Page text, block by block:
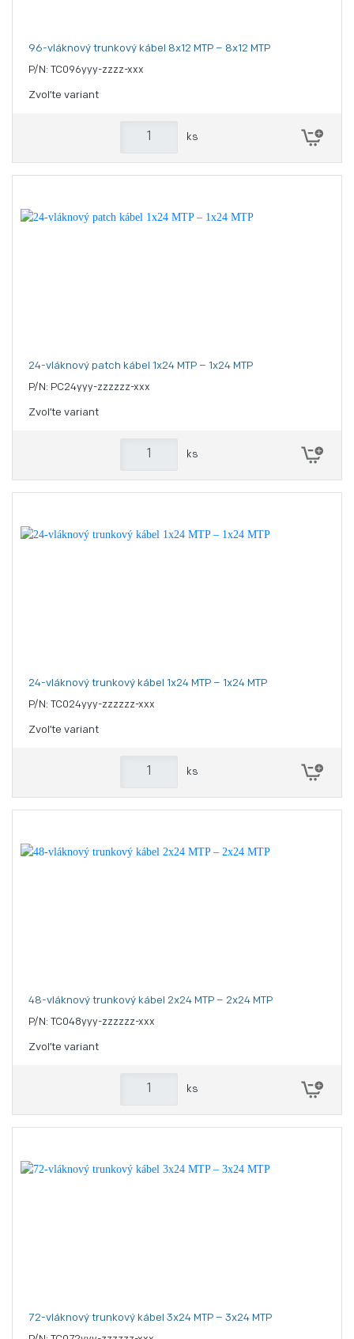
96-vláknový trunkový kábel 8x12 MTP – 8x12 MTP
P/N: TC096yyy-zzzz-xxx
Zvoľte variant
ks
24-vláknový patch kábel 1x24 MTP – 1x24 MTP
P/N: PC24yyy-zzzzzz-xxx
Zvoľte variant
ks
24-vláknový trunkový kábel 1x24 MTP – 1x24 MTP
P/N: TC024yyy-zzzzzz-xxx
Zvoľte variant
ks
48-vláknový trunkový kábel 2x24 MTP – 2x24 MTP
P/N: TC048yyy-zzzzzz-xxx
Zvoľte variant
ks
72-vláknový trunkový kábel 3x24 MTP – 3x24 MTP